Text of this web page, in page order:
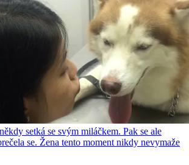
setká se svým miláčkem. Pak se ale
se. Žena tento moment nikdy nevymaže